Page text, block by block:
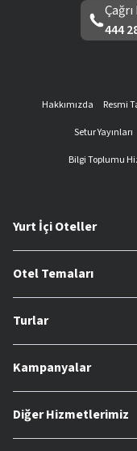
444
Hakkımızda Resmi
Setur Yayınları
Bilgi Toplumu
Yurt İçi Oteller
Otel Temaları
Turlar
Kampanyalar
Diğer Hizmetlerimiz